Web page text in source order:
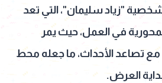
"زياد سليمان"، التي تعد
في العمل، حيث يمر
مع تصاعد الأحداث، ما جعله محط
العرض.